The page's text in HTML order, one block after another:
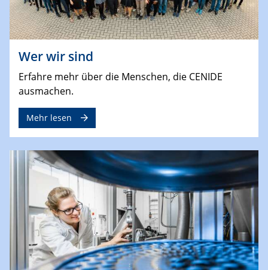
Wer wir sind
Erfahre mehr über die Menschen, die CENIDE
ausmachen.
Mehr lesen